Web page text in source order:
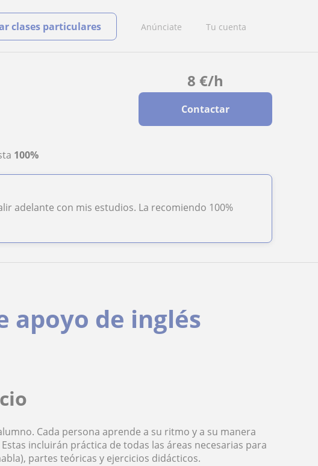
Anúnciate Tu cuenta
clases particulares
8 €/h
Contactar
100%
adelante con mis estudios. La recomiendo 100%
apoyo de inglés
Cada persona aprende a su ritmo y a su manera
incluirán práctica de todas las áreas necesarias para
partes teóricas y ejercicios didácticos.